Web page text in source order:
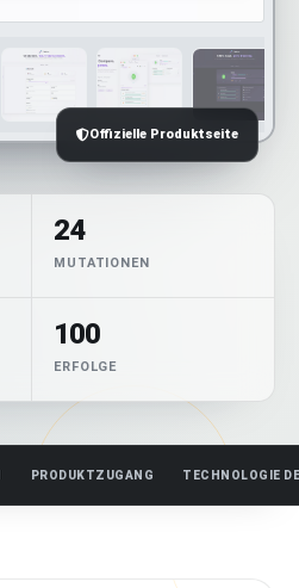
Offizielle Produktseite
24
MUTATIONEN
100
ERFOLGE
PRODUKTZUGANG TECHNOLOGIE